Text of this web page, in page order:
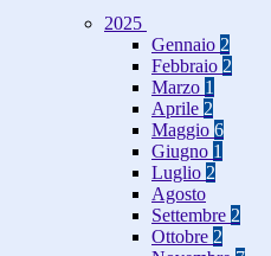
2025
Gennaio 2
Febbraio 2
Marzo 1
Aprile 2
Maggio 6
Giugno 1
Luglio 2
Agosto
Settembre 2
Ottobre 2